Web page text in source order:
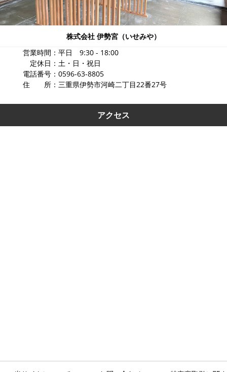
株式会社 伊勢宮（いせみや）
営業時間：平日 9:30 - 18:00
定休日：土・日・祝日
電話番号：0596-63-8805
住 所：三重県伊勢市河崎二丁目22番27号
アクセス